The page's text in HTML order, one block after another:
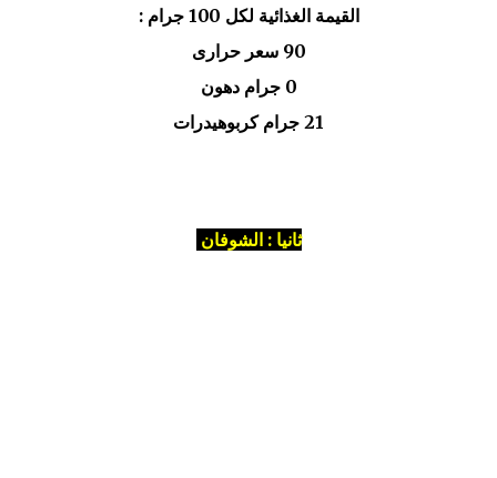
القيمة الغذائية لكل 100 جرام :
90 سعر حرارى
0 جرام دهون
21 جرام كربوهيدرات
ثانيا : الشوفان